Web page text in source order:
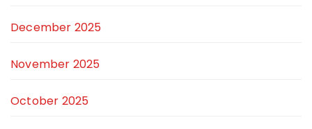
December 2025
November 2025
October 2025